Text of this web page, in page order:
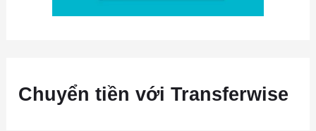
Chuyển tiền với Transferwise